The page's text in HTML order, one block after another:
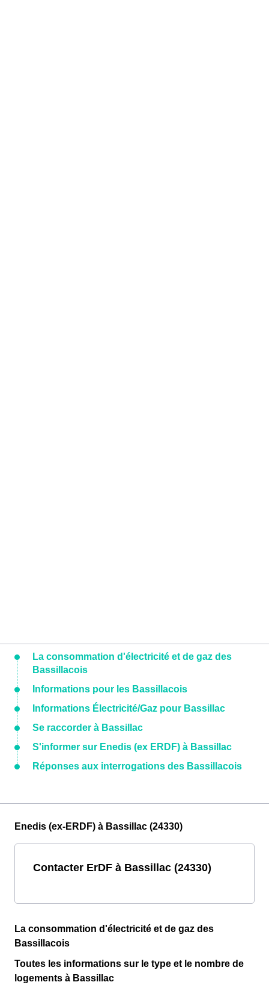
La consommation d'électricité et de gaz des
Bassillacois
Informations pour les Bassillacois
Informations Électricité/Gaz pour Bassillac
Se raccorder à Bassillac
S'informer sur Enedis (ex ERDF) à Bassillac
Réponses aux interrogations des Bassillacois
Enedis (ex-ERDF) à Bassillac (24330)
Contacter ErDF à Bassillac (24330)
La consommation d'électricité et de gaz des
Bassillacois
Toutes les informations sur le type et le nombre de
logements à Bassillac